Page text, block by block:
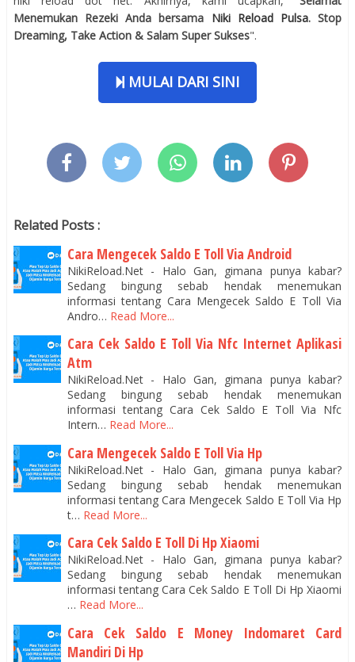
Menemukan Rezeki Anda bersama Niki Reload Pulsa. Stop
Dreaming, Take Action & Salam Super Sukses".
MULAI DARI SINI
Related Posts :
Cara Mengecek Saldo E Toll Via Android
NikiReload.Net - Halo Gan, gimana punya kabar?
Sedang bingung sebab hendak menemukan
informasi tentang Cara Mengecek Saldo E Toll Via
Andro… Read More...
Cara Cek Saldo E Toll Via Nfc Internet Aplikasi
Atm
NikiReload.Net - Halo Gan, gimana punya kabar?
Sedang bingung sebab hendak menemukan
informasi tentang Cara Cek Saldo E Toll Via Nfc
Intern… Read More...
Cara Mengecek Saldo E Toll Via Hp
NikiReload.Net - Halo Gan, gimana punya kabar?
Sedang bingung sebab hendak menemukan
informasi tentang Cara Mengecek Saldo E Toll Via Hp
t… Read More...
Cara Cek Saldo E Toll Di Hp Xiaomi
NikiReload.Net - Halo Gan, gimana punya kabar?
Sedang bingung sebab hendak menemukan
informasi tentang Cara Cek Saldo E Toll Di Hp Xiaomi
… Read More...
Cara Cek Saldo E Money Indomaret Card
Mandiri Di Hp